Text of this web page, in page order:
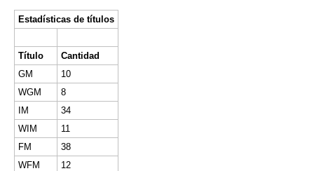
Estadísticas de títulos
Título
Cantidad
GM
10
WGM
8
IM
34
WIM
11
FM
38
WFM
12